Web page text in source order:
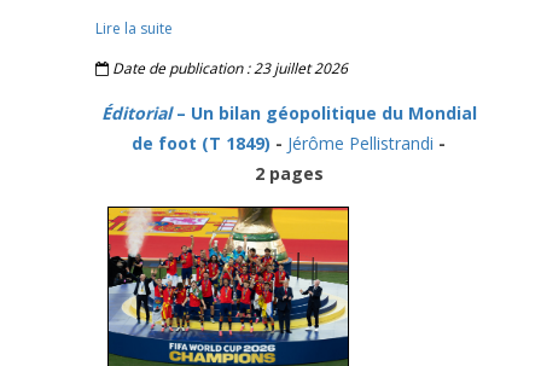
Lire la suite
Date de publication : 23 juillet 2026
Éditorial– Un bilan géopolitique du Mondial
de foot (T 1849) - Jérôme Pellistrandi -
2 pages